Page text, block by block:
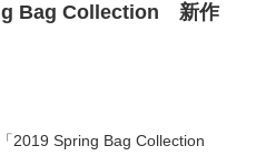
Bag Collection 新作
2019 Spring Bag Collection